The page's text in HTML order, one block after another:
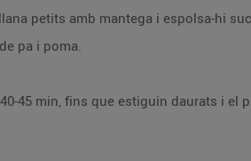
petits amb mantega i espolsa-hi
pa i poma.
45 min, fins que estiguin daurats i el